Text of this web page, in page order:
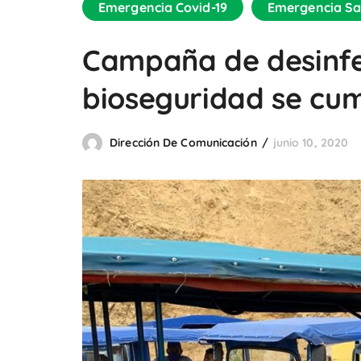
Emergencia Covid-19 Emergencia
Campaña de
bioseguridad se
Dirección De Comunicación junio 10, 2020